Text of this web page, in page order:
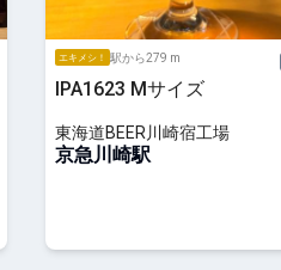
エキメシ！ 駅から279 m
IPA1623 Mサイズ
東海道BEER川崎宿工場
京急川崎駅